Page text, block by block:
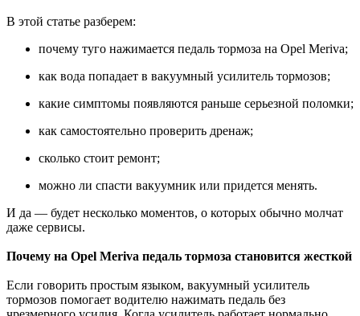
В этой статье разберем:
почему туго нажимается педаль тормоза на Opel Meriva;
как вода попадает в вакуумный усилитель тормозов;
какие симптомы появляются раньше серьезной поломки;
как самостоятельно проверить дренаж;
сколько стоит ремонт;
можно ли спасти вакуумник или придется менять.
И да — будет несколько моментов, о которых обычно молчат
даже сервисы.
Почему на Opel Meriva педаль тормоза становится жесткой
Если говорить простым языком, вакуумный усилитель
тормозов помогает водителю нажимать педаль без